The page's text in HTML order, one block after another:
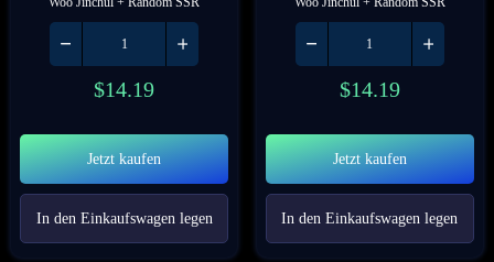
$14.19
Jetzt kaufen
In den Einkaufswagen legen
$14.19
Jetzt kaufen
In den Einkaufswagen legen